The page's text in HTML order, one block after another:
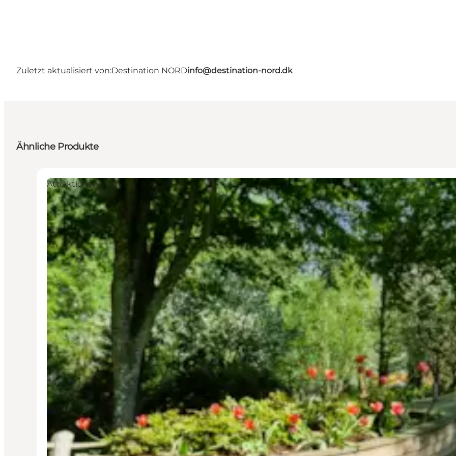
Zuletzt aktualisiert von:Destination NORDinfo@destination-nord.dk
Ähnliche Produkte
Attraktionen